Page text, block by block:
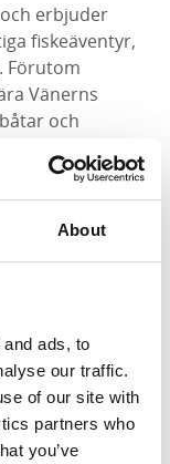
About
ads, to
our traffic.
of our site with
partners who
you’ve
erbjuder
fiskeäventyr,
Förutom
Vänerns
och
större och
av att